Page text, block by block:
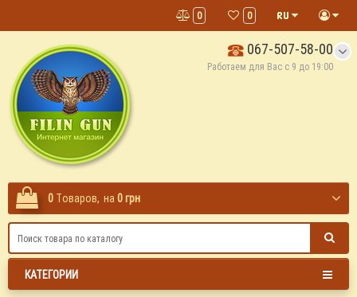
0
0
067-507-58-00
Работаем для Вас с 9 до 19:00
0 Tоваров, на 0 грн
КАТЕГОРИИ